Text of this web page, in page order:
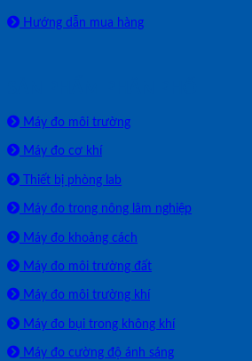
Hướng dẫn mua hàng
Máy đo môi trường
Máy đo cơ khí
Thiết bị phòng lab
Máy đo trong nông lâm nghiệp
Máy đo khoảng cách
Máy đo môi trường đất
Máy đo môi trường khí
Máy đo bụi trong không khí
Máy đo cường độ ánh sáng